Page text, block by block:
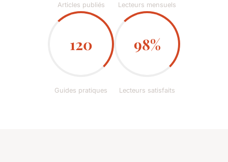
Articles publiés Lecteurs mensuels
120
Guides pratiques
98%
Lecteurs satisfaits